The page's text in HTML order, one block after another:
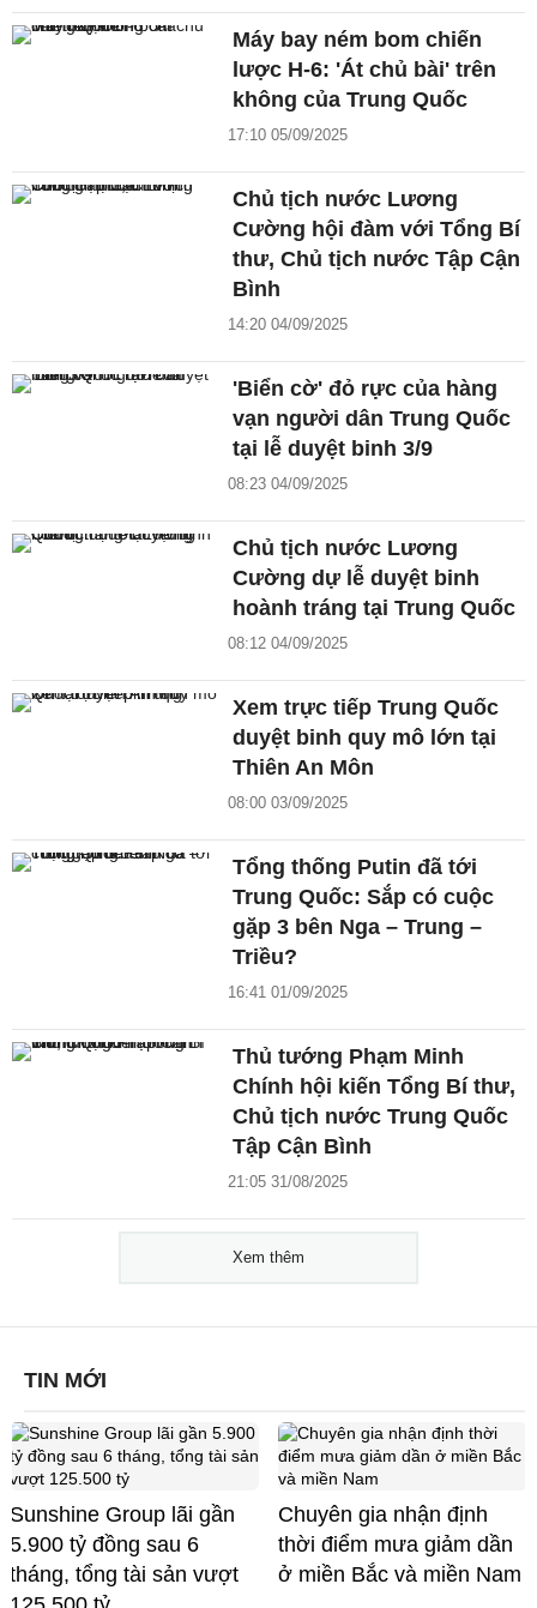
Máy bay ném bom chiến
lược H-6: 'Át chủ bài' trên
không của Trung Quốc
17:10 05/09/2025
Chủ tịch nước Lương
Cường hội đàm với Tổng Bí
thư, Chủ tịch nước Tập Cận
Bình
14:20 04/09/2025
'Biển cờ' đỏ rực của hàng
vạn người dân Trung Quốc
tại lễ duyệt binh 3/9
08:23 04/09/2025
Chủ tịch nước Lương
Cường dự lễ duyệt binh
hoành tráng tại Trung Quốc
08:12 04/09/2025
Xem trực tiếp Trung Quốc
duyệt binh quy mô lớn tại
Thiên An Môn
08:00 03/09/2025
Tổng thống Putin đã tới
Trung Quốc: Sắp có cuộc
gặp 3 bên Nga – Trung –
Triều?
16:41 01/09/2025
Thủ tướng Phạm Minh
Chính hội kiến Tổng Bí thư,
Chủ tịch nước Trung Quốc
Tập Cận Bình
21:05 31/08/2025
Xem thêm
TIN MỚI
Sunshine Group lãi gần
5.900 tỷ đồng sau 6
tháng, tổng tài sản vượt
Chuyên gia nhận định
thời điểm mưa giảm dần
ở miền Bắc và miền Nam